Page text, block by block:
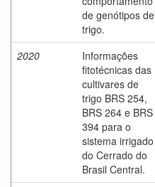
de genótipos de
trigo.
2020
Informações
fitotécnicas das
cultivares de
trigo BRS 254,
BRS 264 e BRS
394 para o
sistema irrigado
do Cerrado do
Brasil Central.